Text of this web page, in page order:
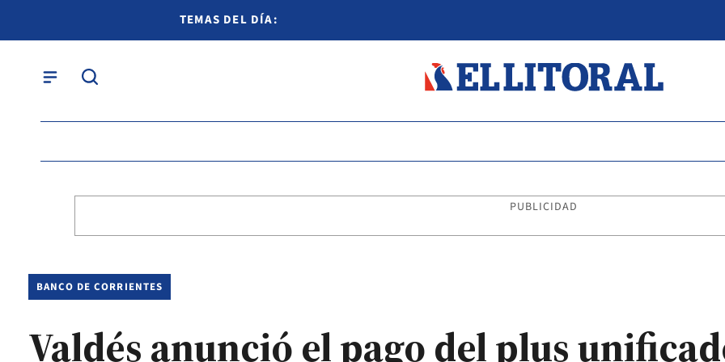
TEMAS DEL DÍA:
PUBLICIDAD
BANCO DE CORRIENTES
Valdés anunció el pago del plus